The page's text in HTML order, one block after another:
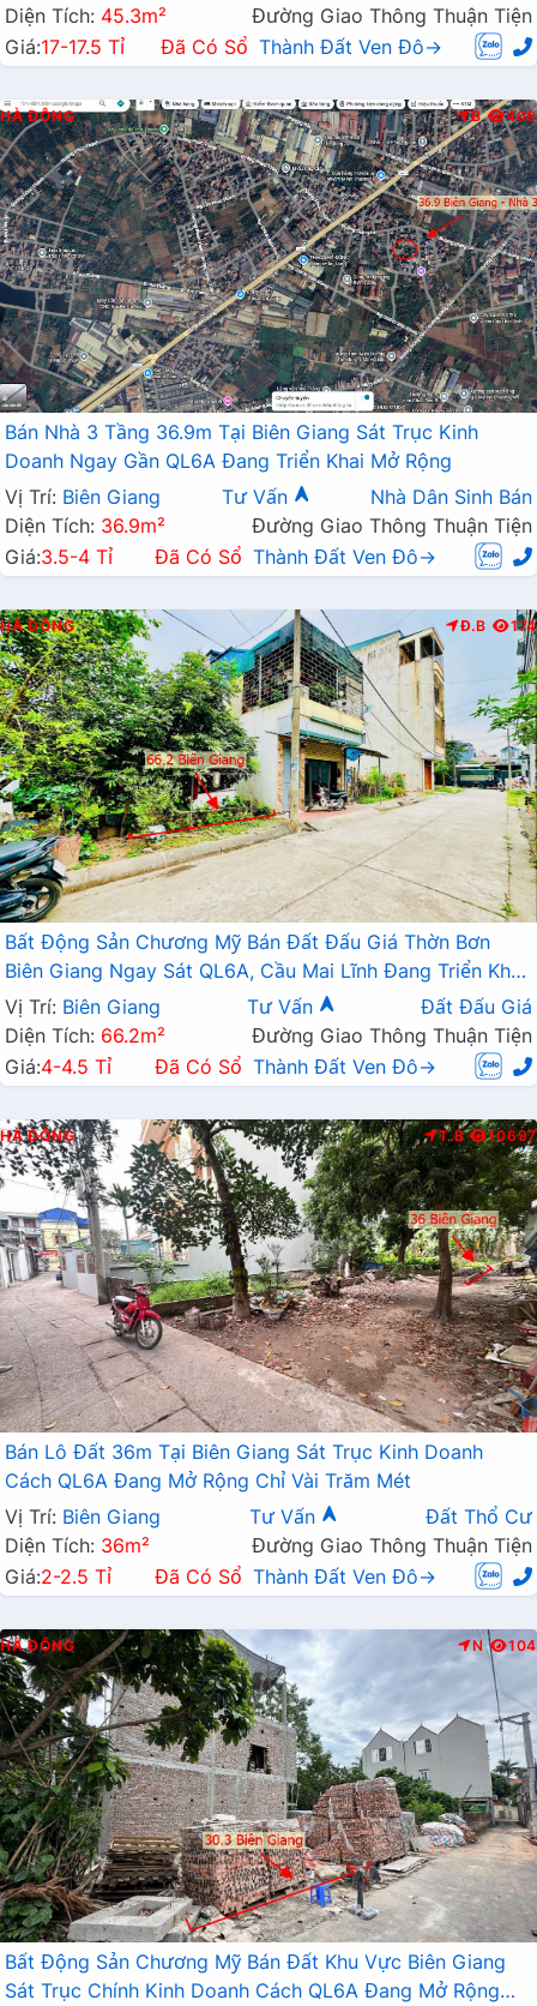
Diện Tích: 45.3m²
Đường Giao Thông Thuận Tiện
Giá:17-17.5 Tỉ Đã Có Sổ Thành Đất Ven Đô→
HÀ ĐÔNG B 406
Bán Nhà 3 Tầng 36.9m Tại Biên Giang Sát Trục Kinh
Doanh Ngay Gần QL6A Đang Triển Khai Mở Rộng
Vị Trí: Biên Giang Tư Vấn
Nhà Dân Sinh Bán
Diện Tích: 36.9m²
Đường Giao Thông Thuận Tiện
Giá:3.5-4 Tỉ Đã Có Sổ Thành Đất Ven Đô→
HÀ ĐÔNG Đ.B 174
Bất Động Sản Chương Mỹ Bán Đất Đấu Giá Thờn Bơn
Biên Giang Ngay Sát QL6A, Cầu Mai Lĩnh Đang Triển Khai
Mở Rộng
Vị Trí: Biên Giang Tư Vấn
Đất Đấu Giá
Diện Tích: 66.2m²
Đường Giao Thông Thuận Tiện
Giá:4-4.5 Tỉ Đã Có Sổ Thành Đất Ven Đô→
HÀ ĐÔNG T.B 10697
Bán Lô Đất 36m Tại Biên Giang Sát Trục Kinh Doanh
Cách QL6A Đang Mở Rộng Chỉ Vài Trăm Mét
Vị Trí: Biên Giang Tư Vấn
Đất Thổ Cư
Diện Tích: 36m²
Đường Giao Thông Thuận Tiện
Giá:2-2.5 Tỉ Đã Có Sổ Thành Đất Ven Đô→
HÀ ĐÔNG N 104
Bất Động Sản Chương Mỹ Bán Đất Khu Vực Biên Giang
Sát Trục Chính Kinh Doanh Cách QL6A Đang Mở Rộng